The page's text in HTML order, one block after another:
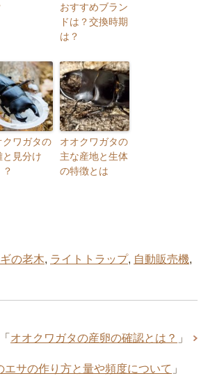
おすすめブラン
ドは？交換時期
は？
クワガタの
と見分け
オオクワガタの
主な産地と生体
の特徴とは
の老木, ライトトラップ, 自動販売機,
「 オオクワガタの産卵の確認とは？ 」
エサの作り方と量や頻度について 」